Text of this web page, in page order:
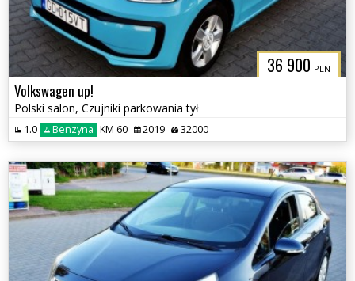
36 900 PLN
Volkswagen up!
Polski salon, Czujniki parkowania tył
1.0 Benzyna KM 60 2019 32000